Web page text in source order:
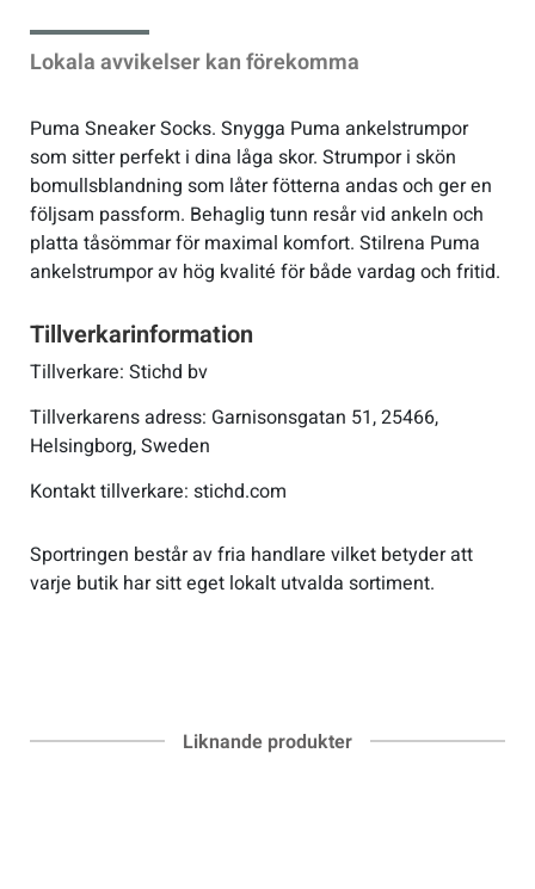
Lokala avvikelser kan förekomma
Puma Sneaker Socks. Snygga Puma ankelstrumpor
som sitter perfekt i dina låga skor. Strumpor i skön
bomullsblandning som låter fötterna andas och ger en
följsam passform. Behaglig tunn resår vid ankeln och
platta tåsömmar för maximal komfort. Stilrena Puma
ankelstrumpor av hög kvalité för både vardag och fritid.
Tillverkarinformation
Tillverkare: Stichd bv
Tillverkarens adress: Garnisonsgatan 51, 25466,
Helsingborg, Sweden
Kontakt tillverkare: stichd.com
Sportringen består av fria handlare vilket betyder att
varje butik har sitt eget lokalt utvalda sortiment.
Liknande produkter